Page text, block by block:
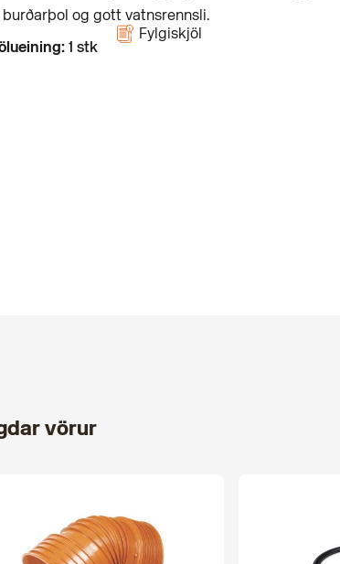
og gott vatnsrennsli.
1 stk
Fylgiskjöl
vörur